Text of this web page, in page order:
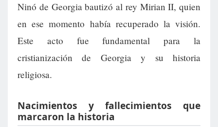
Ninó de Georgia bautizó al rey Mirian II, quien
en ese momento había recuperado la visión.
Este acto fue fundamental para la
cristianización de Georgia y su historia
religiosa.
Nacimientos y fallecimientos que
marcaron la historia